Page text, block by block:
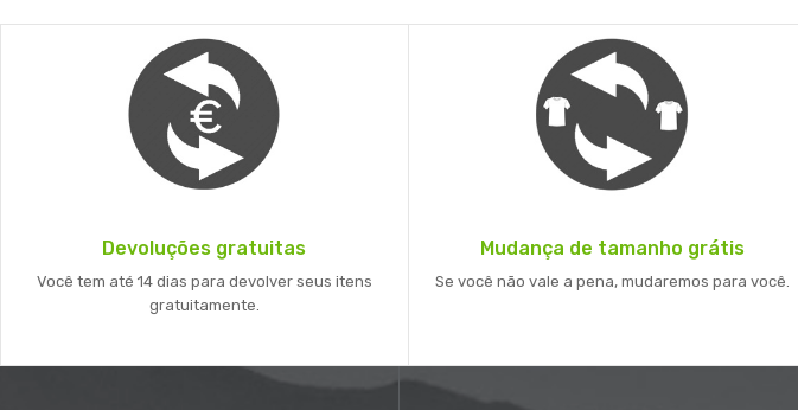
Devoluções gratuitas
Você tem até 14 dias para devolver seus itens
gratuitamente.
Mudança de tamanho grátis
Se você não vale a pena, mudaremos para você.